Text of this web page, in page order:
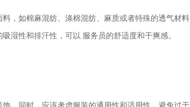
，如棉麻混纺、涤棉混纺、麻质或者特殊的透气材料
湿性和排汗性，可以 服务员的舒适度和干爽感。